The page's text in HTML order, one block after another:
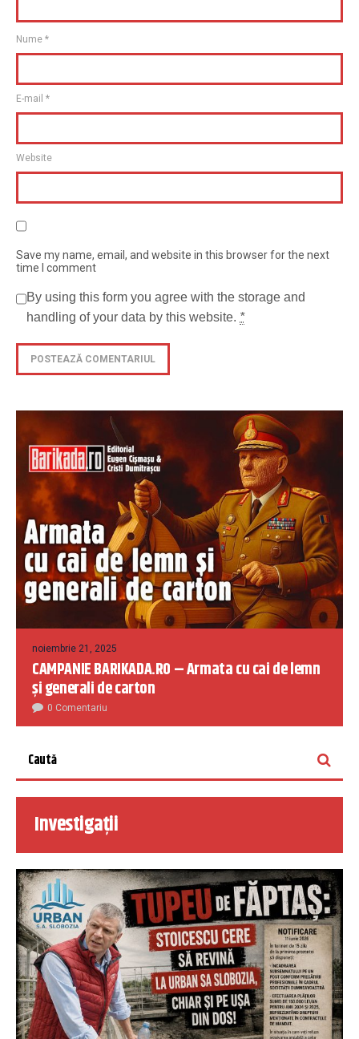
Nume *
E-mail *
Website
Save my name, email, and website in this browser for the next
time I comment
By using this form you agree with the storage and
handling of your data by this website. *
noiembrie 21, 2025
CAMPANIE BARIKADA.RO – Armata cu cai de lemn
și generali de carton
0 Comentariu
Investigații